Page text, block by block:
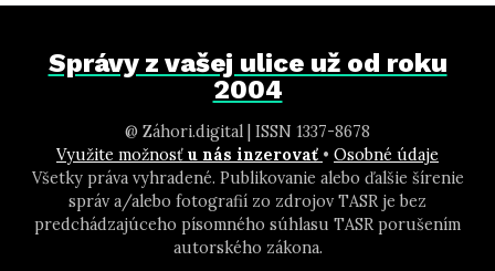
Správy z vašej ulice už od roku
2004
@ Záhori.digital | ISSN 1337-8678
Využite možnosť u nás inzerovať • Osobné údaje
Všetky práva vyhradené. Publikovanie alebo ďalšie šírenie
správ a/alebo fotografií zo zdrojov TASR je bez
predchádzajúceho písomného súhlasu TASR porušením
autorského zákona.